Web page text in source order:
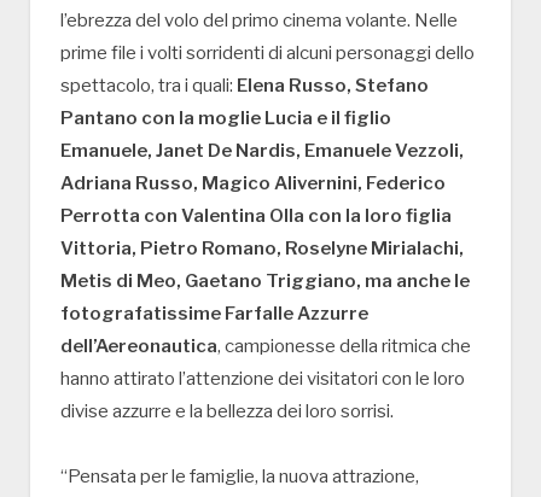
l’ebrezza del volo del primo cinema volante. Nelle
prime file i volti sorridenti di alcuni personaggi dello
spettacolo, tra i quali: Elena Russo, Stefano
Pantano con la moglie Lucia e il figlio
Emanuele, Janet De Nardis, Emanuele Vezzoli,
Adriana Russo, Magico Alivernini, Federico
Perrotta con Valentina Olla con la loro figlia
Vittoria, Pietro Romano, Roselyne Mirialachi,
Metis di Meo, Gaetano Triggiano, ma anche le
fotografatissime Farfalle Azzurre
dell’Aereonautica, campionesse della ritmica che
hanno attirato l’attenzione dei visitatori con le loro
divise azzurre e la bellezza dei loro sorrisi.
“Pensata per le famiglie, la nuova attrazione,